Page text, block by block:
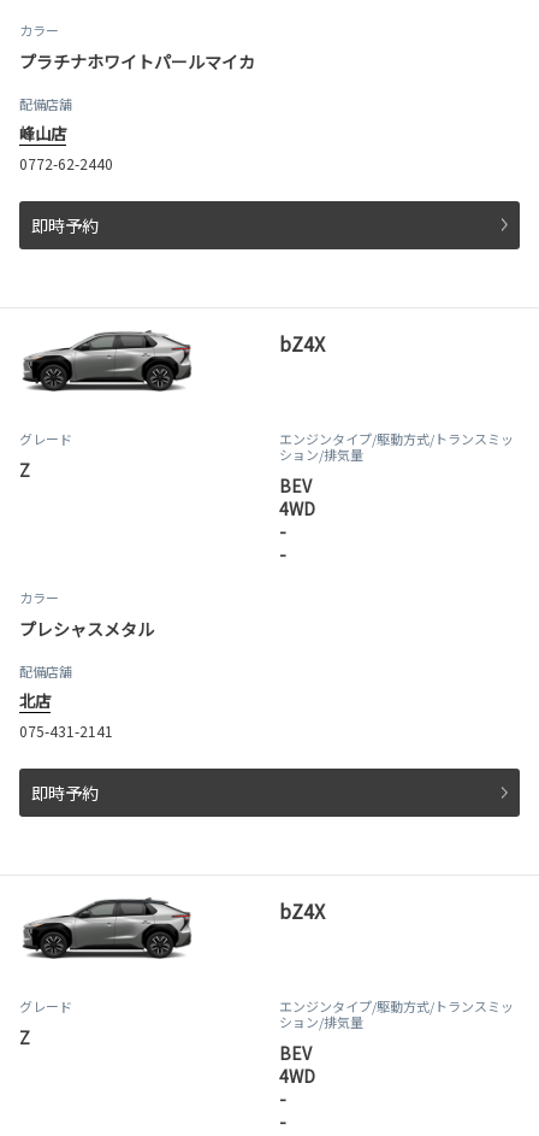
カラー
プラチナホワイトパールマイカ
配備店舗
峰山店
0772-62-2440
即時予約
bZ4X
グレード
Z
エンジンタイプ/駆動方式/トランスミッ
ション/排気量
BEV
4WD
-
-
カラー
プレシャスメタル
配備店舗
北店
075-431-2141
即時予約
bZ4X
グレード
Z
エンジンタイプ/駆動方式/トランスミッ
ション/排気量
BEV
4WD
-
-